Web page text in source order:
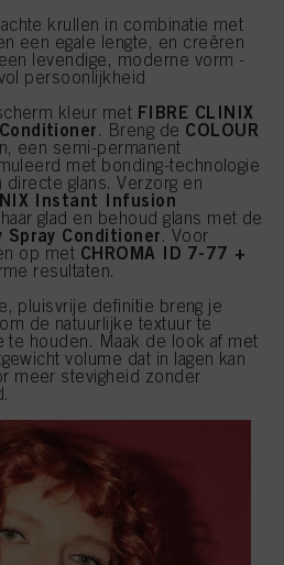
krullen in combinatie met
een egale lengte, en creëren
levendige, moderne vorm -
persoonlijkheid
kleur met FIBRE CLINIX
. Breng de COLOUR
een semi-permanent
met bonding-technologie
glans. Verzorg en
Instant Infusion
glad en behoud glans met de
Spray Conditioner. Voor
op met CHROMA ID 7-77 +
resultaten.
pluisvrije definitie breng je
de natuurlijke textuur te
houden. Maak de look af met
volume dat in lagen kan
meer stevigheid zonder